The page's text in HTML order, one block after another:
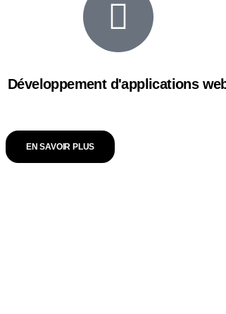
Développement d'applications
EN SAVOIR PLUS